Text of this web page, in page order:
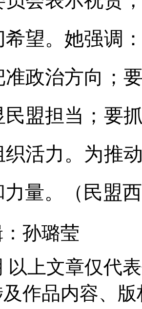
希望。她强调
政治方向；
民盟担当；要
织活力。为推
量。（民盟
孙璐莹
以上文章仅代
作品内容、